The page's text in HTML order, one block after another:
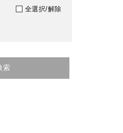
全選択/解除
索